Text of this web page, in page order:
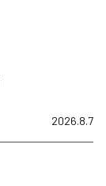
2026.8.7